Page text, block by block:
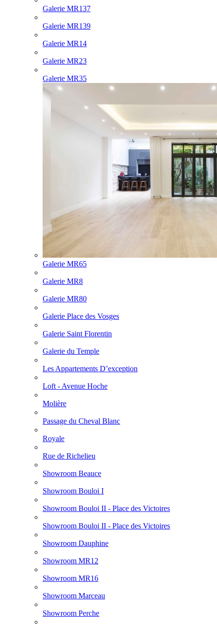
Galerie MR137
Galerie MR139
Galerie MR14
Galerie MR23
Galerie MR35
Galerie MR65
Galerie MR8
Galerie MR80
Galerie Place des Vosges
Galerie Saint Florentin
Galerie du Temple
Les Appartements D’exception
Loft - Avenue Hoche
Molière
Passage du Cheval Blanc
Royale
Rue de Richelieu
Showroom Beauce
Showroom Bouloi I
Showroom Bouloi II - Place des Victoires
Showroom Bouloi II - Place des Victoires
Showroom Dauphine
Showroom MR12
Showroom MR16
Showroom Marceau
Showroom Perche